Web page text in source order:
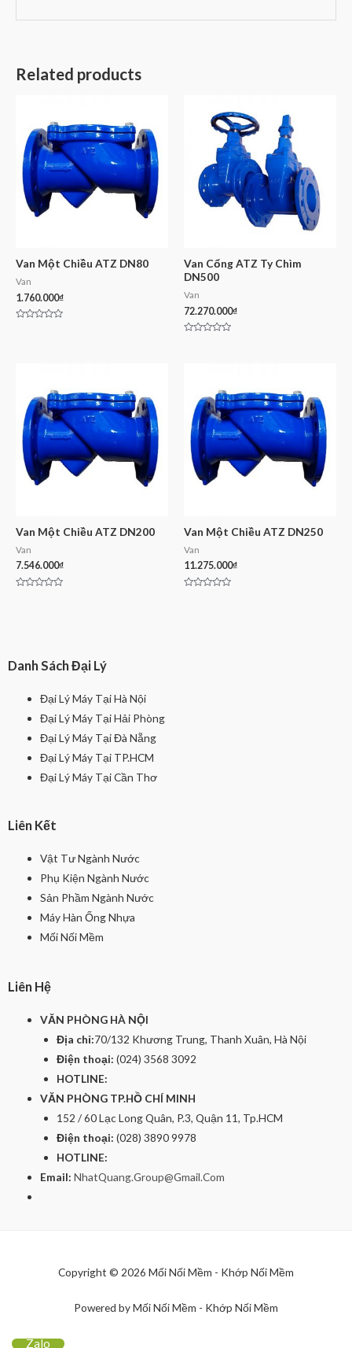
Related products
Van Một Chiều ATZ DN80
Van
1.760.000₫
Van Cổng ATZ Ty Chìm
DN500
Van
72.270.000₫
Van Một Chiều ATZ DN200
Van
7.546.000₫
Van Một Chiều ATZ DN250
Van
11.275.000₫
Danh Sách Đại Lý
Đại Lý Máy Tại Hà Nội
Đại Lý Máy Tại Hải Phòng
Đại Lý Máy Tại Đà Nẵng
Đại Lý Máy Tại TP.HCM
Đại Lý Máy Tại Cần Thơ
Liên Kết
Vật Tư Ngành Nước
Phụ Kiện Ngành Nước
Sản Phầm Ngành Nước
Máy Hàn Ống Nhựa
Mối Nối Mềm
Liên Hệ
VĂN PHÒNG HÀ NỘI
Địa chỉ:70/132 Khương Trung, Thanh Xuân, Hà Nội
Điện thoại: (024) 3568 3092
HOTLINE:
VĂN PHÒNG TP.HỒ CHÍ MINH
152 / 60 Lạc Long Quân, P.3, Quận 11, Tp.HCM
Điện thoại: (028) 3890 9978
HOTLINE:
Email: NhatQuang.Group@Gmail.Com
Copyright © 2026 Mối Nối Mềm - Khớp Nối Mềm
Powered by Mối Nối Mềm - Khớp Nối Mềm
Zalo